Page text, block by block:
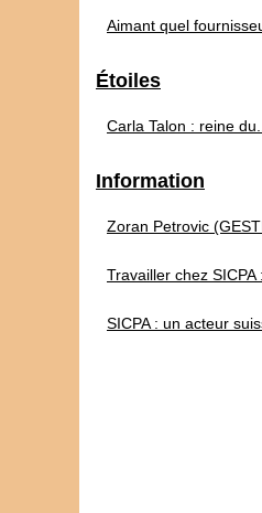
Aimant quel
Étoiles
Carla Talon : reine du...
Information
Zoran Petrovic
Travailler chez SICPA :
SICPA : un acteur